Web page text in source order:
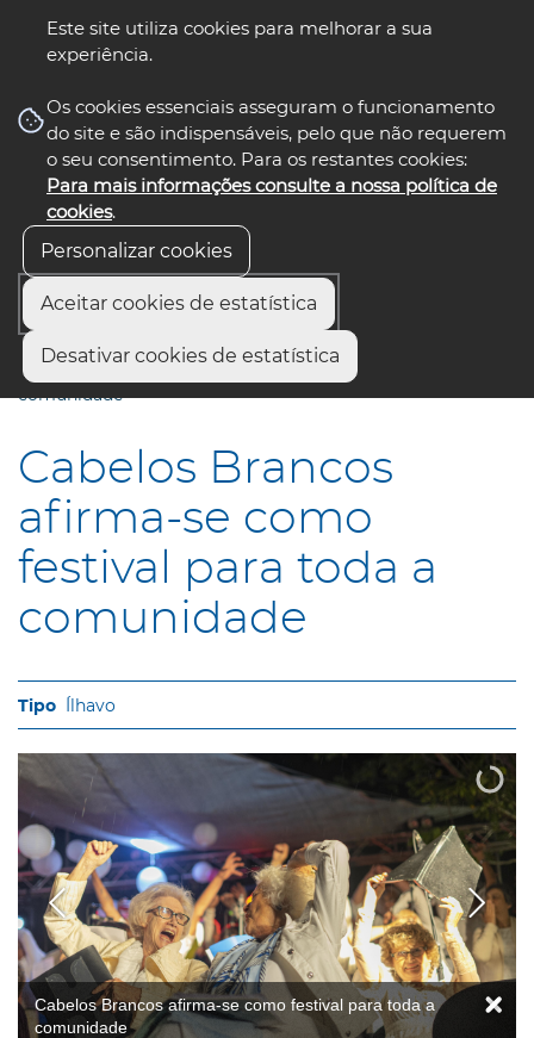
Este site utiliza cookies para melhorar a sua
experiência.
Os cookies essenciais asseguram o funcionamento
do site e são indispensáveis, pelo que não requerem
o seu consentimento. Para os restantes cookies:
Para mais informações consulte a nossa política de
cookies.
Personalizar cookies
Aceitar cookies de estatística
Desativar cookies de estatística
nos select language
Início
Cabelos Brancos afirma-se como festival para toda a
comunidade
Cabelos Brancos
afirma-se como
festival para toda a
comunidade
Ílhavo
Cabelos Brancos afirma-se como festival para toda a
comunidade